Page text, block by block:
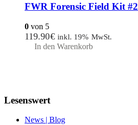
FWR Forensic Field Kit #2
0 von 5
119.90€ inkl. 19% MwSt.
In den Warenkorb
Lesenswert
News | Blog